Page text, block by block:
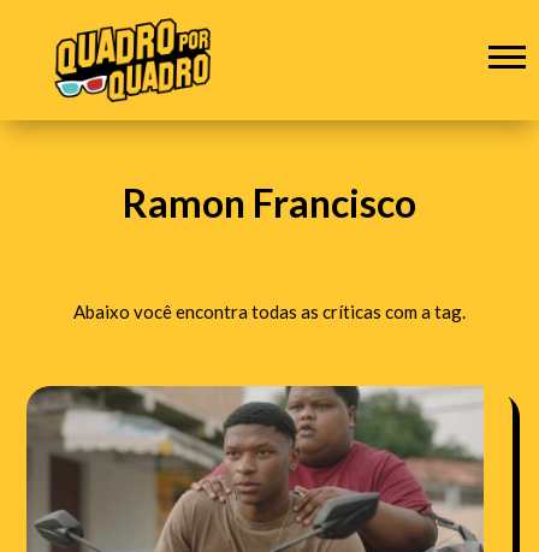
Ramon Francisco
Abaixo você encontra todas as críticas com a tag.